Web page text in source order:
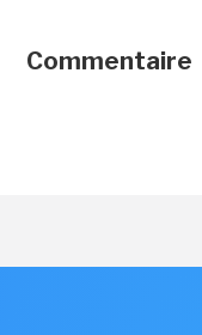
Commentaire